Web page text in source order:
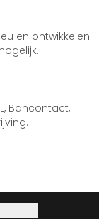
en ontwikkelen
Bancontact,